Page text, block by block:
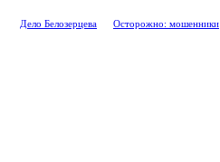
Дело Белозерцева Осторожно: мошенники